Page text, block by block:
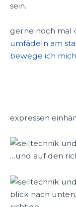
sein.
gerne noch mal
umfädeln am
bewege ich
expressen
…und auf den
blick nach